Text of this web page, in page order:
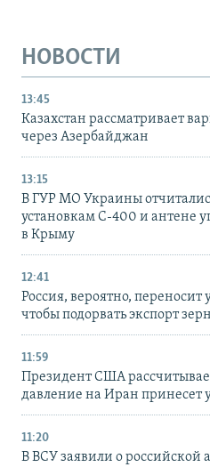
НОВОСТИ
13:45
Казахстан рассматривает
через Азербайджан
13:15
В ГУР МО Украины
установкам С-400 и антене
в Крыму
12:41
Россия, вероятно, переносит
чтобы подорвать экспорт
11:59
Президент США
давление на Иран принесет
11:20
В ВСУ заявили о российской